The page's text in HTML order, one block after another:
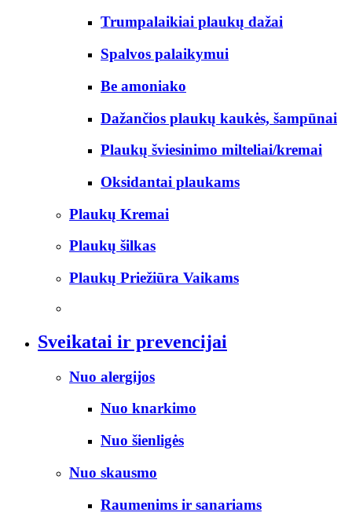
Trumpalaikiai plaukų dažai
Spalvos palaikymui
Be amoniako
Dažančios plaukų kaukės, šampūnai
Plaukų šviesinimo milteliai/kremai
Oksidantai plaukams
Plaukų Kremai
Plaukų šilkas
Plaukų Priežiūra Vaikams
Sveikatai ir prevencijai
Nuo alergijos
Nuo knarkimo
Nuo šienligės
Nuo skausmo
Raumenims ir sanariams